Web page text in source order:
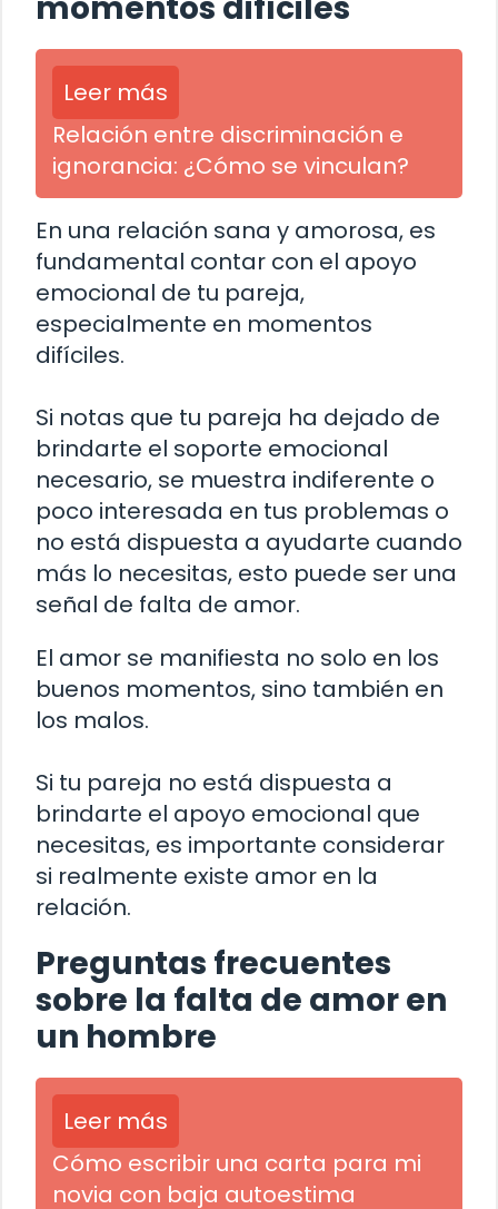
Leer más
Relación entre discriminación e
ignorancia: ¿Cómo se vinculan?
En una relación sana y amorosa, es
fundamental contar con el apoyo
emocional de tu pareja,
especialmente en momentos
difíciles.
Si notas que tu pareja ha dejado de
brindarte el soporte emocional
necesario, se muestra indiferente o
poco interesada en tus problemas o
no está dispuesta a ayudarte cuando
más lo necesitas, esto puede ser una
señal de falta de amor.
El amor se manifiesta no solo en los
buenos momentos, sino también en
los malos.
Si tu pareja no está dispuesta a
brindarte el apoyo emocional que
necesitas, es importante considerar
si realmente existe amor en la
relación.
Preguntas frecuentes
sobre la falta de amor en
un hombre
Leer más
Cómo escribir una carta para mi
novia con baja autoestima